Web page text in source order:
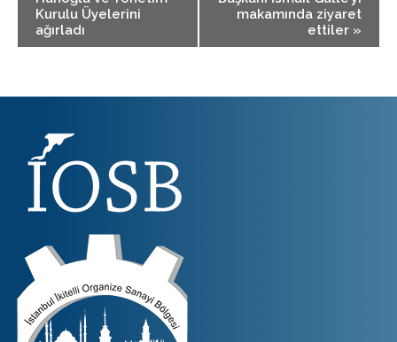
Kurulu Üyelerini
ağırladı
makamında ziyaret
ettiler »